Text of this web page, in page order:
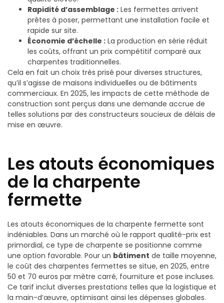
Rapidité d’assemblage : Les fermettes arrivent
prêtes à poser, permettant une installation facile et
rapide sur site.
Économie d’échelle : La production en série réduit
les coûts, offrant un prix compétitif comparé aux
charpentes traditionnelles.
Cela en fait un choix très prisé pour diverses structures,
qu’il s’agisse de maisons individuelles ou de bâtiments
commerciaux. En 2025, les impacts de cette méthode de
construction sont perçus dans une demande accrue de
telles solutions par des constructeurs soucieux de délais de
mise en œuvre.
Les atouts économiques
de la charpente
fermette
Les atouts économiques de la charpente fermette sont
indéniables. Dans un marché où le rapport qualité-prix est
primordial, ce type de charpente se positionne comme
une option favorable. Pour un bâtiment de taille moyenne,
le coût des charpentes fermettes se situe, en 2025, entre
50 et 70 euros par mètre carré, fourniture et pose incluses.
Ce tarif inclut diverses prestations telles que la logistique et
la main-d’œuvre, optimisant ainsi les dépenses globales.